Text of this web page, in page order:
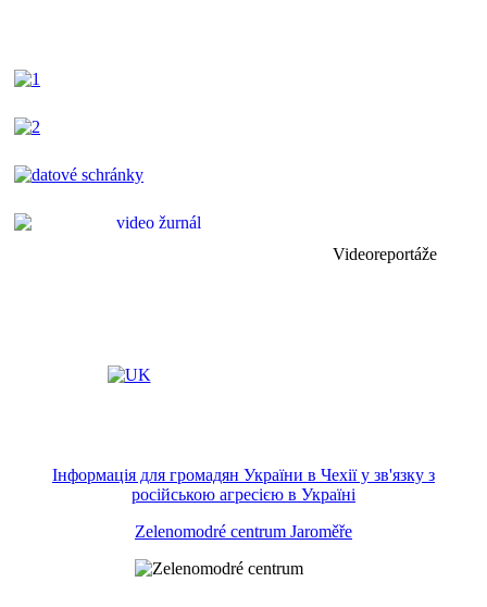
Videoreportáže
Інформація для громадян України в Чехії у зв'язку з
російською агресією в Україні
Zelenomodré centrum Jaroměře